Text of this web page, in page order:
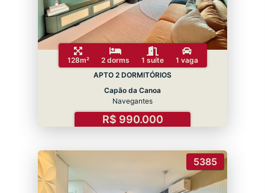
128m² 2 dorms 1 suíte
1 vaga
APTO 2 DORMITÓRIOS
Capão da Canoa
Navegantes
R$ 990.000
5385